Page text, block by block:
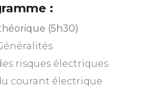
:
(5h30)
risques électriques
courant électrique